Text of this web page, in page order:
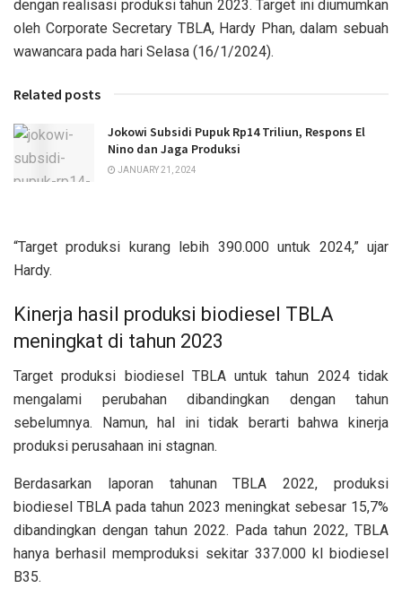
dengan realisasi produksi tahun 2023. Target ini diumumkan
oleh Corporate Secretary TBLA, Hardy Phan, dalam sebuah
wawancara pada hari Selasa (16/1/2024).
Related posts
Jokowi Subsidi Pupuk Rp14 Triliun, Respons El
Nino dan Jaga Produksi
JANUARY 21, 2024
“Target produksi kurang lebih 390.000 untuk 2024,” ujar
Hardy.
Kinerja hasil produksi biodiesel TBLA
meningkat di tahun 2023
Target produksi biodiesel TBLA untuk tahun 2024 tidak
mengalami perubahan dibandingkan dengan tahun
sebelumnya. Namun, hal ini tidak berarti bahwa kinerja
produksi perusahaan ini stagnan.
Berdasarkan laporan tahunan TBLA 2022, produksi
biodiesel TBLA pada tahun 2023 meningkat sebesar 15,7%
dibandingkan dengan tahun 2022. Pada tahun 2022, TBLA
hanya berhasil memproduksi sekitar 337.000 kl biodiesel
B35.